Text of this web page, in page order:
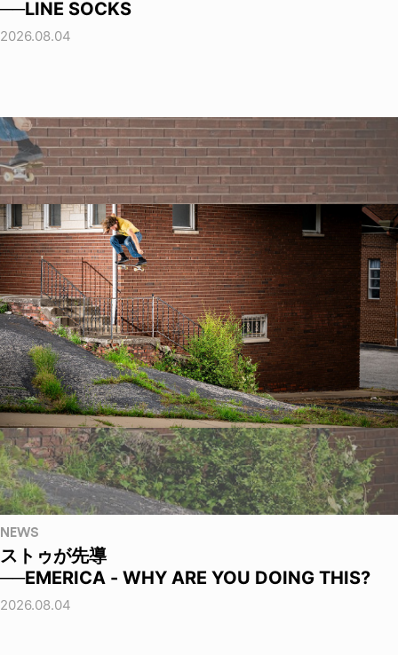
──LINE SOCKS
2026.08.04
NEWS
ストゥが先導
──EMERICA - WHY ARE YOU DOING THIS?
2026.08.04